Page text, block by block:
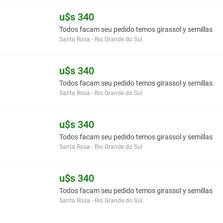
u$s 340
Todos facam seu pedido temos girassol y semillas
Santa Rosa - Rio Grande do Sul
u$s 340
Todos facam seu pedido temos girassol y semillas
Santa Rosa - Rio Grande do Sul
u$s 340
Todos facam seu pedido temos girassol y semillas
Santa Rosa - Rio Grande do Sul
u$s 340
Todos facam seu pedido temos girassol y semillas
Santa Rosa - Rio Grande do Sul